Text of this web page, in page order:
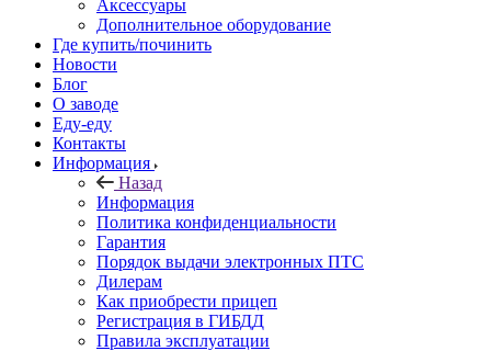
Аксессуары
Дополнительное оборудование
Где купить/починить
Новости
Блог
О заводе
Еду-еду
Контакты
Информация
Назад
Информация
Политика конфиденциальности
Гарантия
Порядок выдачи электронных ПТС
Дилерам
Как приобрести прицеп
Регистрация в ГИБДД
Правила эксплуатации